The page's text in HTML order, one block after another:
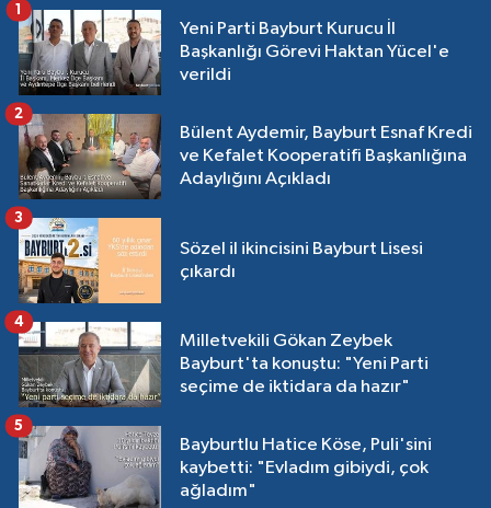
Yeni Parti Bayburt Kurucu İl
Başkanlığı Görevi Haktan Yücel'e
verildi
1
Bülent Aydemir, Bayburt Esnaf Kredi
ve Kefalet Kooperatifi Başkanlığına
Adaylığını Açıkladı
2
Sözel il ikincisini Bayburt Lisesi
çıkardı
3
Milletvekili Gökan Zeybek
Bayburt'ta konuştu: "Yeni Parti
seçime de iktidara da hazır"
4
Bayburtlu Hatice Köse, Puli'sini
kaybetti: "Evladım gibiydi, çok
ağladım"
5